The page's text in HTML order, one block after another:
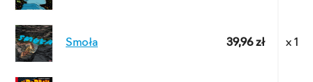
Smoła 39,96 zł x 1